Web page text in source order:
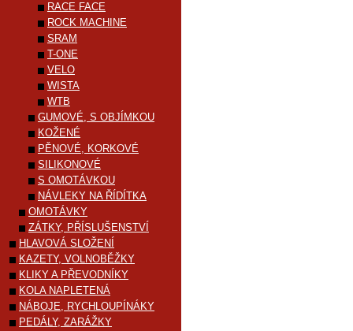
RACE FACE
ROCK MACHINE
SRAM
T-ONE
VELO
WISTA
WTB
GUMOVÉ, S OBJÍMKOU
KOŽENÉ
PĚNOVÉ, KORKOVÉ
SILIKONOVÉ
S OMOTÁVKOU
NÁVLEKY NA ŘÍDÍTKA
OMOTÁVKY
ZÁTKY, PŘÍSLUŠENSTVÍ
HLAVOVÁ SLOŽENÍ
KAZETY, VOLNOBĚŽKY
KLIKY A PŘEVODNÍKY
KOLA NAPLETENÁ
NÁBOJE, RYCHLOUPÍNÁKY
PEDÁLY, ZARÁŽKY